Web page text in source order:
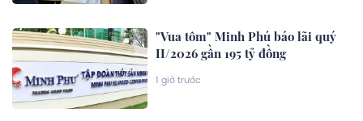
"Vua tôm" Minh Phú báo lãi quý
II/2026 gần 195 tỷ đồng
1 giờ trước